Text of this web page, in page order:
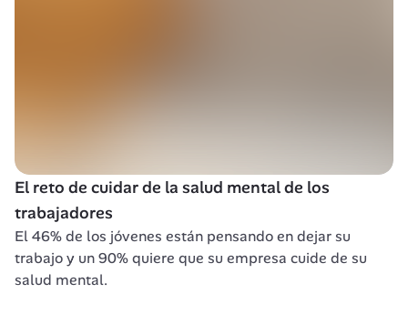
El reto de cuidar de la salud mental de los
trabajadores
El 46% de los jóvenes están pensando en dejar su
trabajo y un 90% quiere que su empresa cuide de su
salud mental.